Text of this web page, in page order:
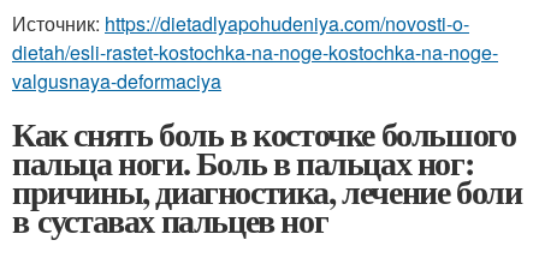
Источник: https://dietadlyapohudeniya.com/novosti-o-
dietah/esli-rastet-kostochka-na-noge-kostochka-na-noge-
valgusnaya-deformaciya
Как снять боль в косточке большого
пальца ноги. Боль в пальцах ног:
причины, диагностика, лечение боли
в суставах пальцев ног